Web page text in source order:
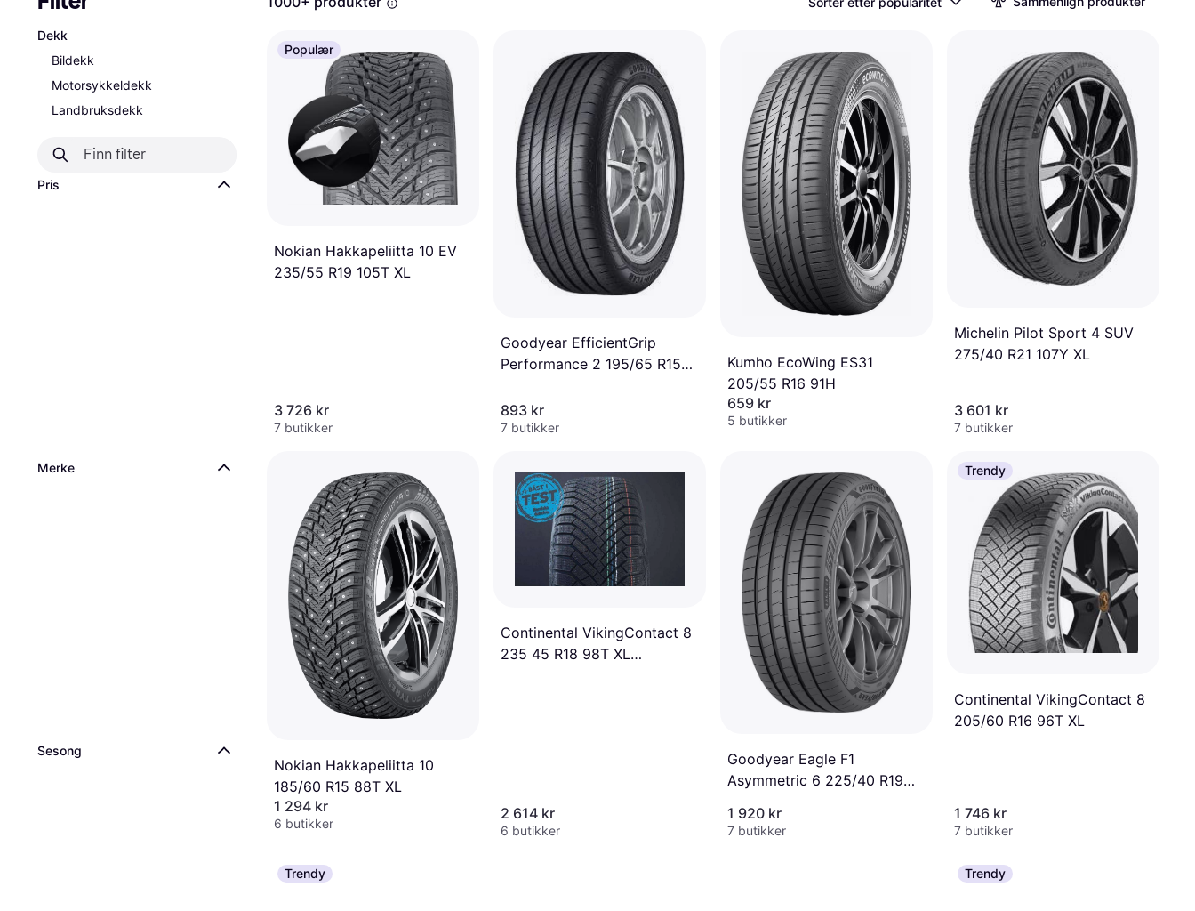
Dekk
Bildekk
Motorsykkeldekk
Landbruksdekk
Pris
Merke
Sesong
Populær
Nokian Hakkapeliitta 10 EV
235/55 R19 105T XL
3 726 kr
7 butikker
Goodyear EfficientGrip
Performance 2 195/65 R15
893 kr
7 butikker
Kumho EcoWing ES31
205/55 R16 91H
659 kr
5 butikker
Michelin Pilot Sport 4 SUV
275/40 R21 107Y XL
3 601 kr
7 butikker
Nokian Hakkapeliitta 10
185/60 R15 88T XL
1 294 kr
6 butikker
Continental VikingContact 8
235 45 R18 98T XL
2 614 kr
6 butikker
Goodyear Eagle F1
Asymmetric 6 225/40 R19
1 920 kr
7 butikker
Trendy
Continental VikingContact 8
205/60 R16 96T XL
1 746 kr
7 butikker
Trendy Trendy